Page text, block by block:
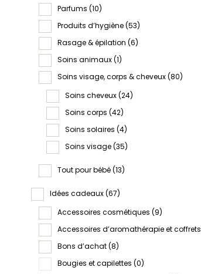
Parfums (10)
Produits d’hygiène(53)
Rasage & épilation (6)
Soins animaux(1)
Soins visage, corps & cheveux(80)
Soins cheveux(24)
Soins corps (42)
Soins solaires (4)
Soins visage(35)
Tout pour bébé(13)
Idées cadeaux(67)
Accessoires cosmétiques (9)
Accessoires d’aromathérapie et coffrets
Bons d’achat(8)
Bougies et capilettes (0)